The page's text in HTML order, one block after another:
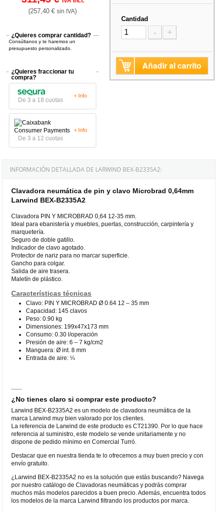
(257,40 €sin IVA)
¿Quieres comprar cantidad?
Consúltanos y te haremos un
presupuesto personalizado.
¿Quieres fraccionar tu
compra?
De 3 a 18 cuotas
+ Info
De 3 a 12 cuotas
+ Info
Cantidad
- +
Añadir al carrito
INFORMACIÓN DETALLADA DE LARWIND BEX-B2335A2:
Clavadora neumática de pin y clavo Microbrad 0,64mm
Larwind BEX-B2335A2
Clavadora PIN Y MICROBRAD 0,64 12-35 mm.
Ideal para ebanistería y muebles, puertas, construcción, carpintería y
marquetería.
Seguro de doble gatillo.
Indicador de clavo agotado.
Protector de nariz para no marcar superficie.
Gancho para colgar.
Salida de aire trasera.
Maletín de plástico.
Características técnicas
Clavo: PIN Y MICROBRAD Ø 0.64 12 – 35 mm
Capacidad: 145 clavos
Peso: 0.90 kg
Dimensiones: 199x47x173 mm
Consumo: 0.30 l/operación
Presión de aire: 6 – 7 kg/cm2
Manguera: Ø int. 8 mm
Entrada de aire: ¼
¿No tienes claro si comprar este producto?
Larwind BEX-B2335A2 es un modelo de clavadora neumática de la
marca Larwind muy bien valorado por los clientes.
La referencia de Larwind de este producto es CT21390. Por lo que hace
referencia al suministro, este modelo se vende unitariamente y no
dispone de pedido mínimo en Comercial Turró.
Destacar que en nuestra tienda te lo ofrecemos a muy buen precio y con
envío gratuito.
¿Larwind BEX-B2335A2 no es la solución que estás buscando? Navega
por nuestro catálogo de Clavadoras neumáticas y podrás comprar
muchos más modelos parecidos a buen precio. Además, encuentra todos
los modelos de la marca Larwind filtrando los productos por marca.